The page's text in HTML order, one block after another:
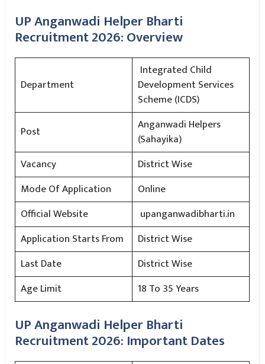
UP Anganwadi Helper Bharti
Recruitment 2026: Overview
Department
Integrated Child
Development Services
Scheme (ICDS)
Post
Anganwadi Helpers
(Sahayika)
Vacancy
District Wise
Mode Of Application
Online
Official Website
upanganwadibharti.in
Application Starts From
District Wise
Last Date
District Wise
Age Limit
18 To 35 Years
UP Anganwadi Helper Bharti
Recruitment 2026: Important Dates